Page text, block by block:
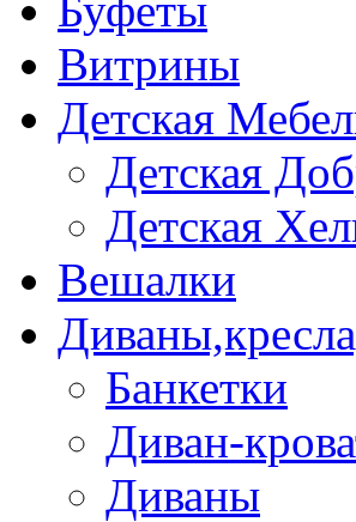
Буфеты
Витрины
Детская
Детская
Детская
Вешалки
Банкетки
Диван-
Диваны